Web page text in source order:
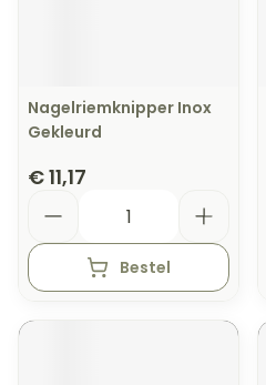
Nagelriemknipper Inox
Gekleurd
€ 11,17
Bestel